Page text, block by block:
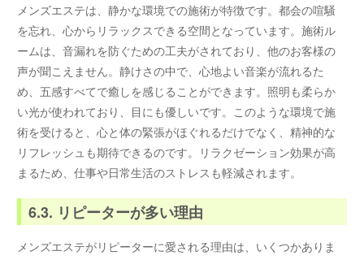
メンズエステは、静かな環境での施術が特徴です。都会の喧騒
を忘れ、心からリラックスできる空間となっています。施術ル
ームは、音漏れを防ぐための工夫がされており、他のお客様の
声が聞こえません。静けさの中で、心地よい音楽が流れるた
め、五感すべてで癒しを感じることができます。照明も柔らか
い光が使われており、目にも優しいです。このような環境で施
術を受けると、心と体の緊張がほぐれるだけでなく、精神的な
リフレッシュも期待できるのです。リラクゼーション効果が高
まるため、仕事や日常生活のストレスも軽減されます。
6.3. リピーターが多い理由
メンズエステがリピーターに愛される理由は、いくつかありま